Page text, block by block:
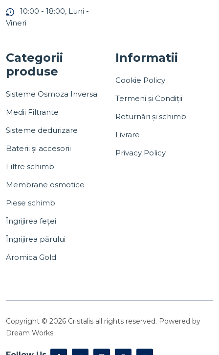
10:00 - 18:00, Luni -
Vineri
Categorii
produse
Sisteme Osmoza Inversa
Medii Filtrante
Sisteme dedurizare
Baterii și accesorii
Filtre schimb
Membrane osmotice
Piese schimb
Îngrijirea feței
Îngrijirea părului
Aromica Gold
Informatii
Cookie Policy
Termeni și Condiții
Returnări și schimb
Livrare
Privacy Policy
Copyright © 2026 Cristalis all rights reserved. Powered by
Dream Works.